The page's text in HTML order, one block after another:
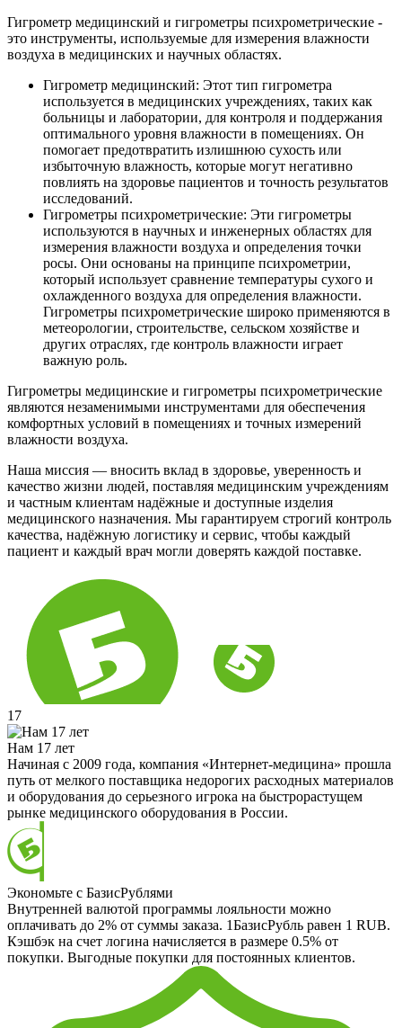
Гигрометр медицинский и гигрометры психрометрические -
это инструменты, используемые для измерения влажности
воздуха в медицинских и научных областях.
Гигрометр медицинский: Этот тип гигрометра
используется в медицинских учреждениях, таких как
больницы и лаборатории, для контроля и поддержания
оптимального уровня влажности в помещениях. Он
помогает предотвратить излишнюю сухость или
избыточную влажность, которые могут негативно
повлиять на здоровье пациентов и точность результатов
исследований.
Гигрометры психрометрические: Эти гигрометры
используются в научных и инженерных областях для
измерения влажности воздуха и определения точки
росы. Они основаны на принципе психрометрии,
который использует сравнение температуры сухого и
охлажденного воздуха для определения влажности.
Гигрометры психрометрические широко применяются в
метеорологии, строительстве, сельском хозяйстве и
других отраслях, где контроль влажности играет
важную роль.
Гигрометры медицинские и гигрометры психрометрические
являются незаменимыми инструментами для обеспечения
комфортных условий в помещениях и точных измерений
влажности воздуха.
Наша миссия — вносить вклад в здоровье, уверенность и
качество жизни людей, поставляя медицинским учреждениям
и частным клиентам надёжные и доступные изделия
медицинского назначения. Мы гарантируем строгий контроль
качества, надёжную логистику и сервис, чтобы каждый
пациент и каждый врач могли доверять каждой поставке.
17
Нам 17 лет
Начиная с 2009 года, компания «Интернет-медицина» прошла
путь от мелкого поставщика недорогих расходных материалов
и оборудования до серьезного игрока на быстрорастущем
рынке медицинского оборудования в России.
Экономьте с БазисРублями
Внутренней валютой программы лояльности можно
оплачивать до 2% от суммы заказа. 1БазисРубль равен 1 RUB.
Кэшбэк на счет логина начисляется в размере 0.5% от
покупки. Выгодные покупки для постоянных клиентов.